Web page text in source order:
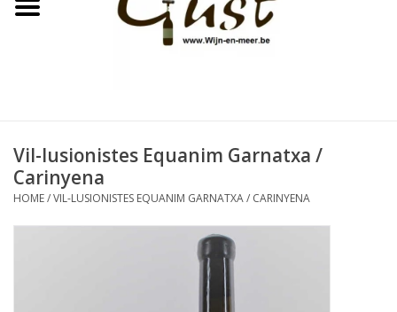
Bubbels & Vermout
Sterke Dranken
Vil-lusionistes Equanim Garnatxa /
Carinyena
HOME/VIL-LUSIONISTES EQUANIM GARNATXA / CARINYENA